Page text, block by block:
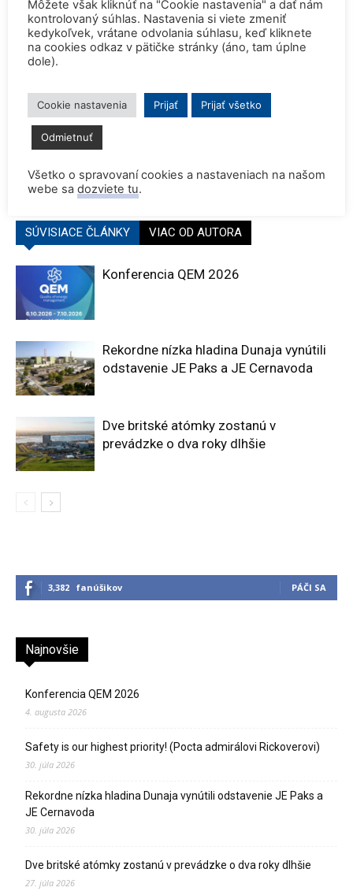
Predchádzajúci článok
Väčšina Čechov podporuje
energetický mix založený na
prieskum
SÚVISIACE ČLÁNKY VIAC OD AUTORA
Konferencia QEM 2026
Rekordne nízka hladina Dunaja vynútili
odstavenie JE Paks a JE Cernavoda
Dve britské atómky zostanú v
prevádzke o dva roky dlhšie
3,382 fanúšikov PÁČI SA
Najnovšie
Konferencia QEM 2026
4. augusta 2026
Safety is our highest priority! (Pocta admirálovi Rickoverovi)
30. júla 2026
Rekordne nízka hladina Dunaja vynútili odstavenie JE Paks a
JE Cernavoda
30. júla 2026
Dve britské atómky zostanú v prevádzke o dva roky dlhšie
27. júla 2026
Môžete však kliknúť na "Cookie nastavenia" a dať nám
kontrolovaný súhlas. Nastavenia si viete zmeniť
kedykoľvek, vrátane odvolania súhlasu, keď kliknete
na cookies odkaz v pätičke stránky (áno, tam úplne
dole).
Cookie nastavenia Prijať Prijať všetko
Odmietnuť
Všetko o spravovaní cookies a nastaveniach na našom
webe sa dozviete tu.